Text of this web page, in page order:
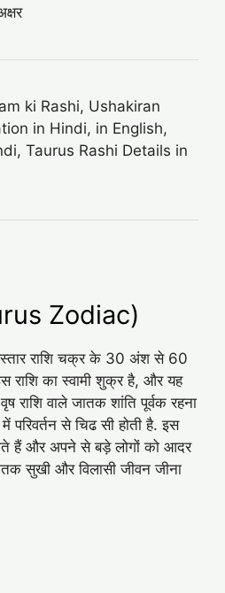
ki Rashi, Ushakiran
in Hindi, in English,
Taurus Rashi Details in
Zodiac)
राशि चक्र के 30 अंश से 60
राशि का स्वामी शुक्र है, और यह
राशि वाले जातक शांति पूर्वक रहना
से चिढ सी होती है. इस
हैं और अपने से बड़े लोगों को आदर
सुखी और विलासी जीवन जीना